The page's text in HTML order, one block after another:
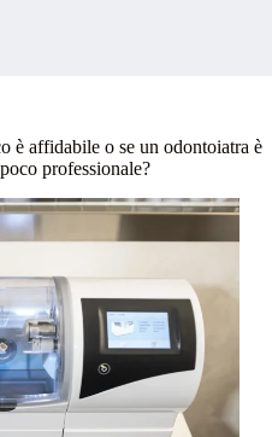
è affidabile o se un odontoiatra è
professionale?